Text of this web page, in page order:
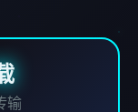
输